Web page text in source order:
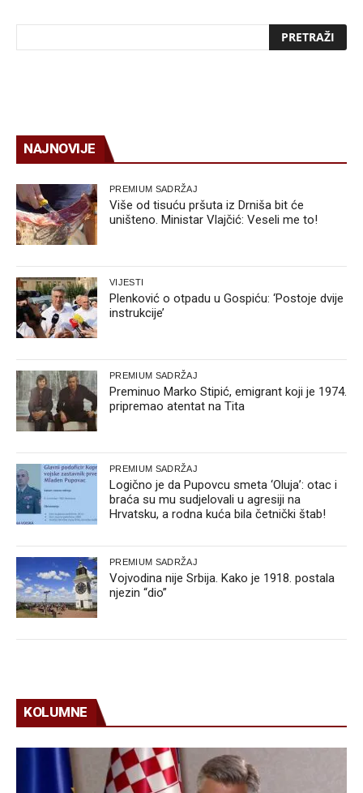
NAJNOVIJE
PREMIUM SADRŽAJ
Više od tisuću pršuta iz Drniša bit će
uništeno. Ministar Vlajčić: Veseli me to!
VIJESTI
Plenković o otpadu u Gospiću: ‘Postoje dvije
instrukcije’
PREMIUM SADRŽAJ
Preminuo Marko Stipić, emigrant koji je 1974.
pripremao atentat na Tita
PREMIUM SADRŽAJ
Logično je da Pupovcu smeta ‘Oluja’: otac i
braća su mu sudjelovali u agresiji na
Hrvatsku, a rodna kuća bila četnički štab!
PREMIUM SADRŽAJ
Vojvodina nije Srbija. Kako je 1918. postala
njezin “dio”
KOLUMNE